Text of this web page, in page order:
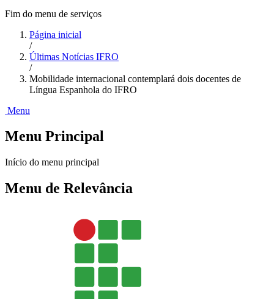
Fim do menu de serviços
Página inicial
/
Últimas Notícias IFRO
/
Mobilidade internacional contemplará dois docentes de
Língua Espanhola do IFRO
Menu
Menu Principal
Início do menu principal
Menu de Relevância